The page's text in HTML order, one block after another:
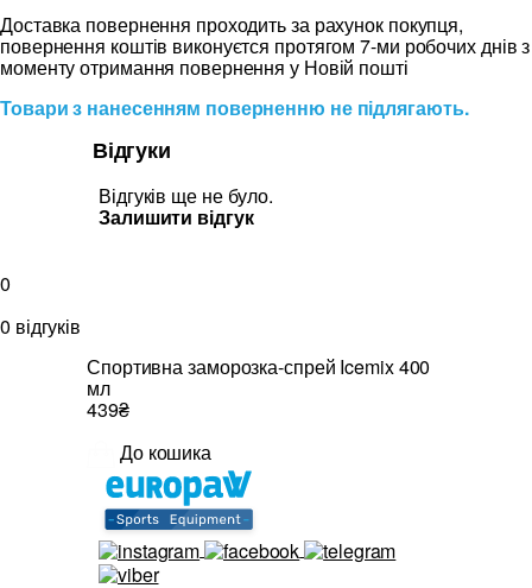
Доставка повернення проходить за рахунок покупця,
повернення коштів виконуєтся протягом 7-ми робочих днів з
моменту отримання повернення у Новій пошті
Товари з нанесенням поверненню не підлягають.
Відгуки
Відгуків ще не було.
Залишити відгук
0
0 відгуків
Спортивна заморозка-спрей Icemix 400
мл
439₴
До кошика